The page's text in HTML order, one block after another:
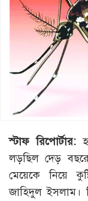
স্টাফ রিপোর্টার:
লড়ছিল দেড়
মেয়েকে নিয়ে
জাহিদুল ইসলাম।